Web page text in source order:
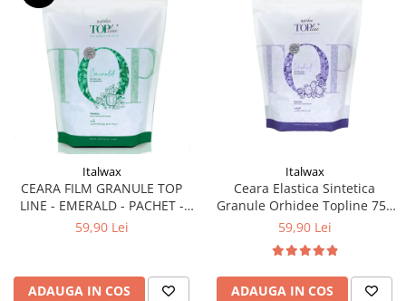
Italwax
CEARA FILM GRANULE TOP
LINE - EMERALD - PACHET -
750G GAMA TOP
59,90 Lei
ADAUGA IN COS
Italwax
Ceara Elastica Sintetica
Granule Orhidee Topline 750
gr Italwax
59,90 Lei
ADAUGA IN COS